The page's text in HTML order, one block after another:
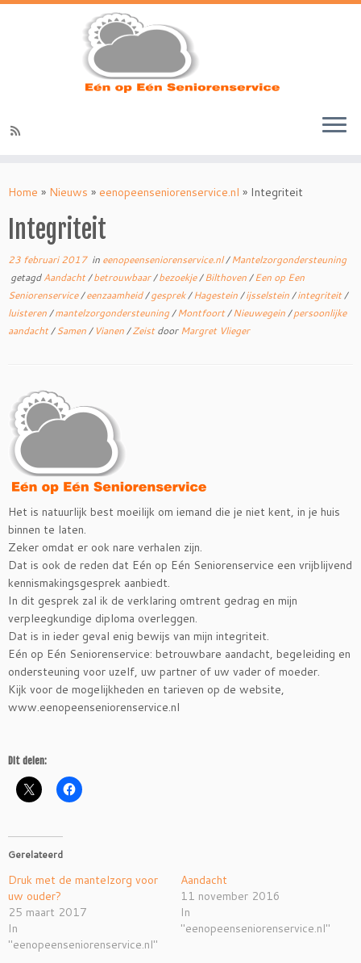
naarHome » Nieuws » eenopeenseniorenservice.nl » Integriteit
Integriteit
23 februari 2017in eenopeenseniorenservice.nl/Mantelzorgondersteuning
getagdAandacht/betrouwbaar/bezoekje/Bilthoven/Een op Een
Seniorenservice/eenzaamheid/gesprek/Hagestein/ijsselstein/integriteit/
luisteren/mantelzorgondersteuning/Montfoort/Nieuwegein/persoonlijke
aandacht/Samen/ Vianen/ZeistdoorMargret Vlieger
Het is natuurlijk best moeilijk om iemand die je niet kent, in je huis
binnen te laten.
Zeker omdat er ook nare verhalen zijn.
Dat is ook de reden dat Eén op Eén Seniorenservice een vrijblijvend
kennismakingsgesprek aanbiedt.
In dit gesprek zal ik de verklaring omtrent gedrag en mijn
verpleegkundige diploma overleggen.
Dat is in ieder geval enig bewijs van mijn integriteit.
Eén op Eén Seniorenservice: betrouwbare aandacht, begeleiding en
ondersteuning voor uzelf, uw partner of uw vader of moeder.
Kijk voor de mogelijkheden en tarieven op de website,
www.eenopeenseniorenservice.nl
Dit delen:
Gerelateerd
Druk met de mantelzorg voor
uw ouder?
25 maart 2017
In
"eenopeenseniorenservice.nl"
Aandacht
11 november 2016
In
"eenopeenseniorenservice.nl"